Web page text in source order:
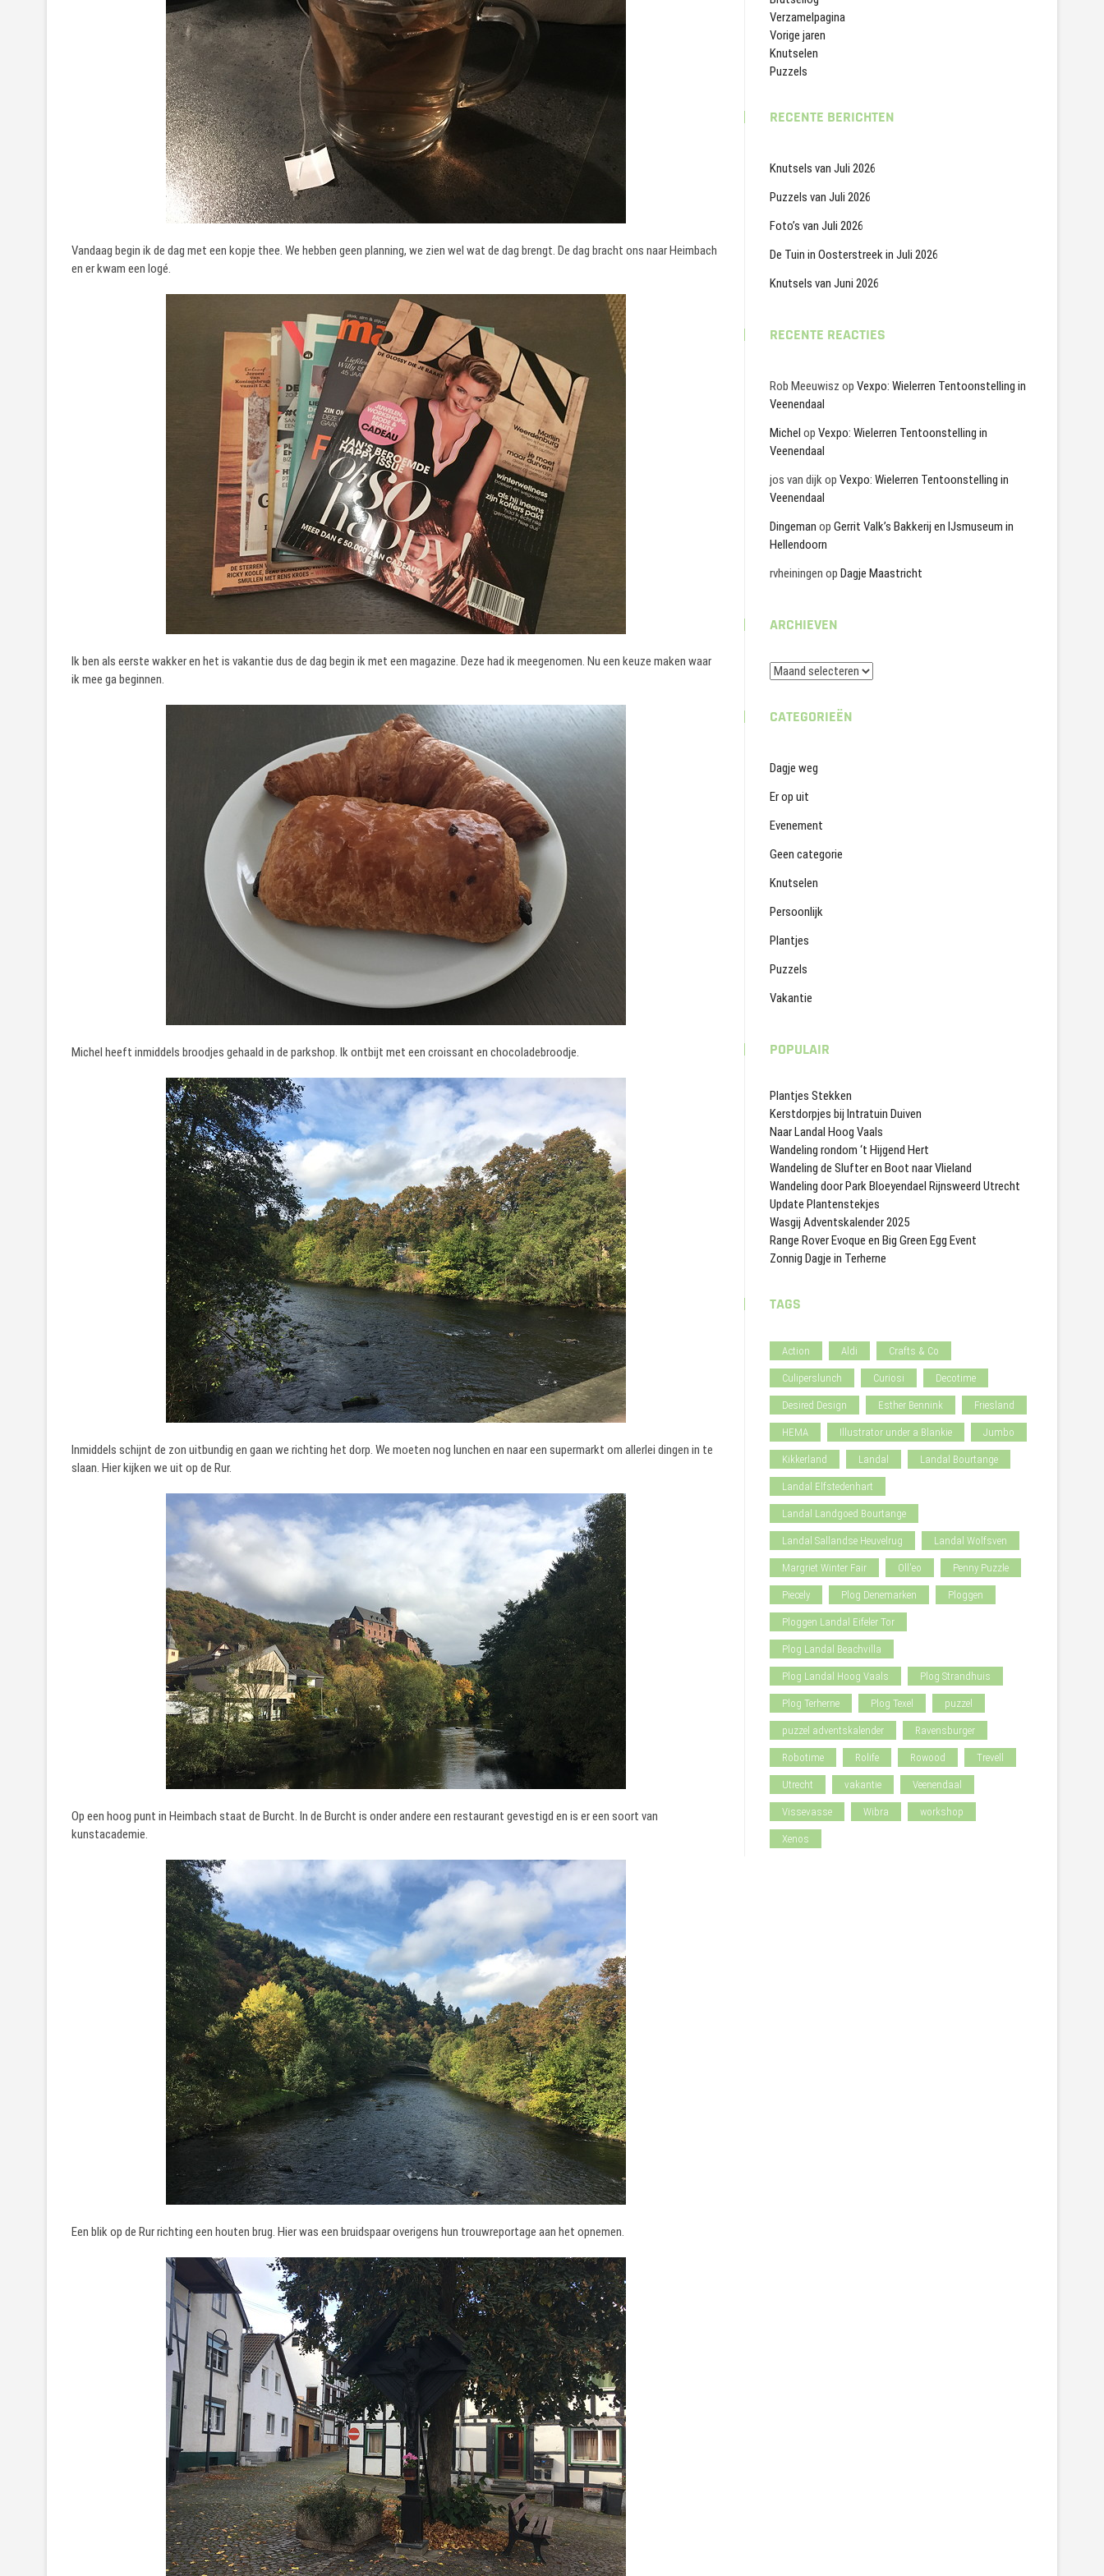
Vandaag begin ik de dag met een kopje thee. We hebben geen planning, we zien wel wat de dag brengt. De dag bracht ons naar Heimbach
en er kwam een logé.
Ik ben als eerste wakker en het is vakantie dus de dag begin ik met een magazine. Deze had ik meegenomen. Nu een keuze maken waar
ik mee ga beginnen.
Michel heeft inmiddels broodjes gehaald in de parkshop. Ik ontbijt met een croissant en chocoladebroodje.
Inmiddels schijnt de zon uitbundig en gaan we richting het dorp. We moeten nog lunchen en naar een supermarkt om allerlei dingen in te
slaan. Hier kijken we uit op de Rur.
Op een hoog punt in Heimbach staat de Burcht. In de Burcht is onder andere een restaurant gevestigd en is er een soort van
kunstacademie.
Een blik op de Rur richting een houten brug. Hier was een bruidspaar overigens hun trouwreportage aan het opnemen.
Verzamelpagina
Vorige jaren
Knutselen
Puzzels
RECENTE BERICHTEN
Knutsels van Juli 2026
Puzzels van Juli 2026
Foto’s van Juli 2026
De Tuin in Oosterstreek in Juli 2026
Knutsels van Juni 2026
RECENTE REACTIES
Rob Meeuwisz op Vexpo: Wielerren Tentoonstelling in
Veenendaal
Michel op Vexpo: Wielerren Tentoonstelling in
Veenendaal
jos van dijkop Vexpo: Wielerren Tentoonstelling in
Veenendaal
Dingeman op Gerrit Valk’s Bakkerij en IJsmuseum in
Hellendoorn
rvheiningen op Dagje Maastricht
ARCHIEVEN
Archieven
CATEGORIEËN
Dagje weg
Er op uit
Evenement
Geen categorie
Knutselen
Persoonlijk
Plantjes
Puzzels
Vakantie
POPULAIR
Plantjes Stekken
Kerstdorpjes bij Intratuin Duiven
Naar Landal Hoog Vaals
Wandeling rondom ‘t Hijgend Hert
Wandeling de Slufter en Boot naar Vlieland
Wandeling door Park Bloeyendael Rijnsweerd Utrecht
Update Plantenstekjes
Wasgij Adventskalender 2025
Range Rover Evoque en Big Green Egg Event
Zonnig Dagje in Terherne
TAGS
Action Aldi Crafts & Co
Culiperslunch Curiosi Decotime
Desired Design Esther Bennink Friesland
HEMA Illustrator under a Blankie Jumbo
Kikkerland Landal Landal Bourtange
Landal Elfstedenhart
Landal Landgoed Bourtange
Landal Sallandse Heuvelrug Landal Wolfsven
Margriet Winter Fair Oll'eo Penny Puzzle
Piecely Plog Denemarken Ploggen
Ploggen Landal Eifeler Tor
Plog Landal Beachvilla
Plog Landal Hoog Vaals Plog Strandhuis
Plog Terherne Plog Texel puzzel
puzzel adventskalender Ravensburger
Robotime Rolife Rowood Trevell
Utrecht vakantie Veenendaal
Vissevasse Wibra workshop
Xenos